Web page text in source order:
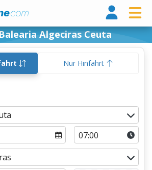
Algeciras Ceuta
Nur Hinfahrt